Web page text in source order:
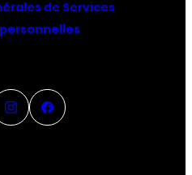
de Services